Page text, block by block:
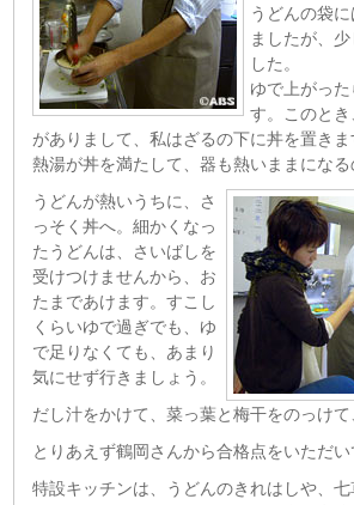
うどんの袋
ましたが、
した。
ゆで上がっ
す。このとき
がありまして、私はざるの下に丼を置き
熱湯が丼を満たして、器も熱いままになる
うどんが熱いうちに、さ
っそく丼へ。細かくなっ
たうどんは、さいばしを
受けつけませんから、お
たまであけます。すこし
くらいゆで過ぎでも、ゆ
で足りなくても、あまり
気にせず行きましょう。
だし汁をかけて、菜っ葉と梅干をのっけて
とりあえず鶴岡さんから合格点をいただい
特設キッチンは、うどんのきれはしや、